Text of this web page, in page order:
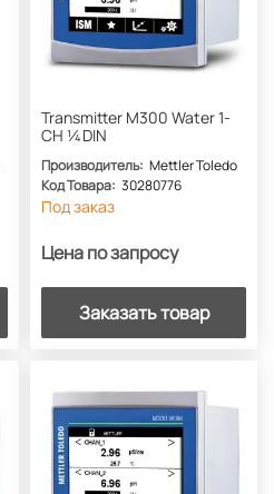
Transmitter M300 Water 1-
CH ¼DIN
Производитель: Mettler Toledo
Код Товара: 30280776
Под заказ
Цена по запросу
Заказать товар